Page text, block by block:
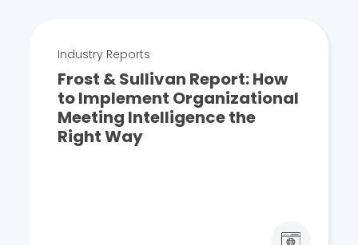
Industry Reports
Frost & Sullivan Report: How
to Implement Organizational
Meeting Intelligence the
Right Way